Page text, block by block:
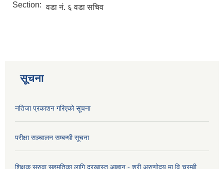
Section: वडा नं. ६ वडा सचिव
सूचना
नतिजा प्रकाशन गरिएको सूचना
परीक्षा सञ्चालन सम्बन्धी सूचना
शिक्षक सरुवा सहमतिका लागि दरखास्त आह्वान - श्री अरुणोदय मा वि चरम्बी